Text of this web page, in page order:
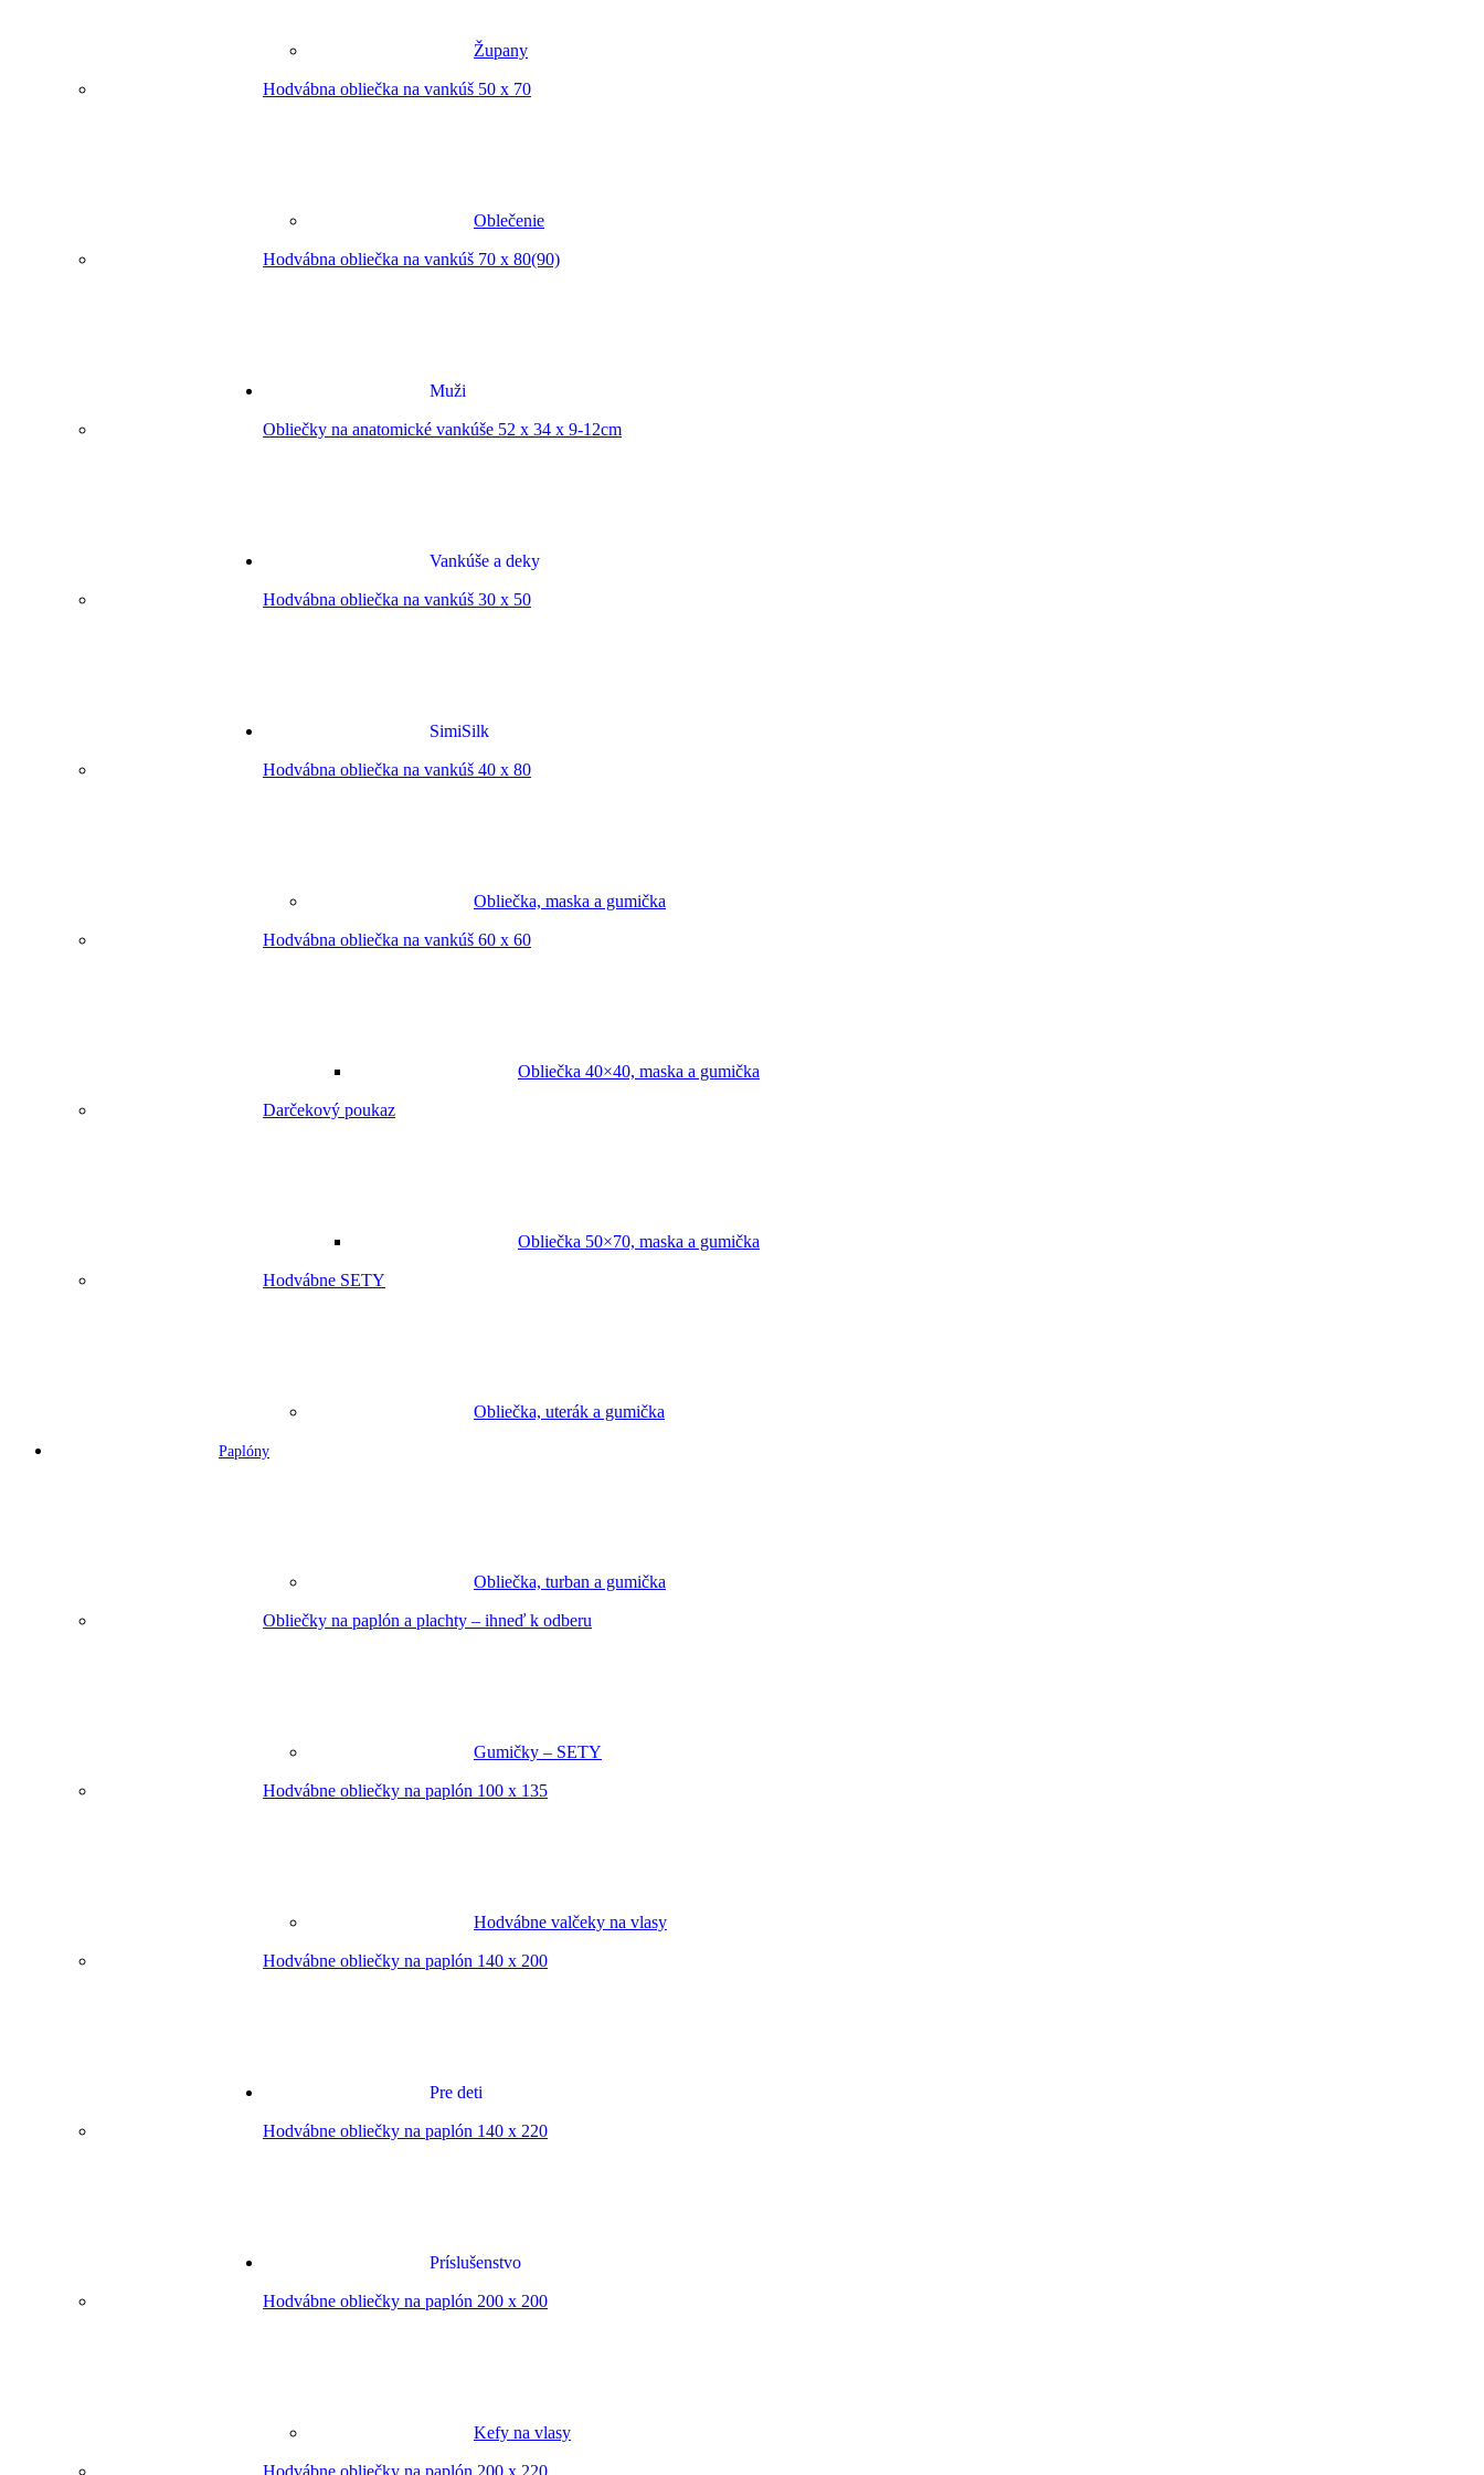
Župany
Oblečenie
Muži
Vankúše a deky
SimiSilk
Obliečka, maska a gumička
Obliečka 40×40, maska a gumička
Obliečka 50×70, maska a gumička
Obliečka, uterák a gumička
Obliečka, turban a gumička
Gumičky – SETY
Hodvábne valčeky na vlasy
Pre deti
Príslušenstvo
Kefy na vlasy
Hodvábna obliečka na vankúš 50 x 70
Hodvábna obliečka na vankúš 70 x 80(90)
Obliečky na anatomické vankúše 52 x 34 x 9-12cm
Hodvábna obliečka na vankúš 30 x 50
Hodvábna obliečka na vankúš 40 x 80
Hodvábna obliečka na vankúš 60 x 60
Darčekový poukaz
Hodvábne SETY
Paplóny
Obliečky na paplón a plachty – ihneď k odberu
Hodvábne obliečky na paplón 100 x 135
Hodvábne obliečky na paplón 140 x 200
Hodvábne obliečky na paplón 140 x 220
Hodvábne obliečky na paplón 200 x 200
Hodvábne obliečky na paplón 200 x 220